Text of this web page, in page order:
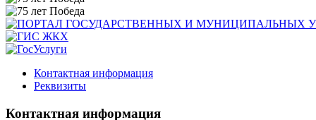
Контактная информация
Реквизиты
Контактная информация